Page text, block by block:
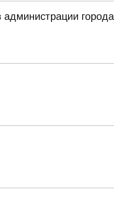
города